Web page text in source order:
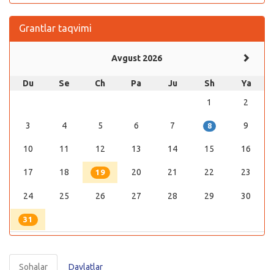
Grantlar taqvimi
Avgust 2026
Du Se Ch Pa Ju Sh
Ya
1
2
3 4 5 6 7 8 9
10 11 12 13 14 15 16
17 18 19 20 21 22 23
24 25 26 27 28 29 30
31
Sohalar Davlatlar